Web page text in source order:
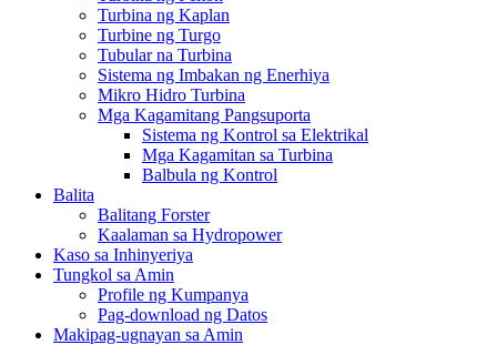
Turbina ng Kaplan
Turbine ng Turgo
Tubular na Turbina
Sistema ng Imbakan ng Enerhiya
Mikro Hidro Turbina
Mga Kagamitang Pangsuporta
Sistema ng Kontrol sa Elektrikal
Mga Kagamitan sa Turbina
Balbula ng Kontrol
Balita
Balitang Forster
Kaalaman sa Hydropower
Kaso sa Inhinyeriya
Tungkol sa Amin
Profile ng Kumpanya
Pag-download ng Datos
Makipag-ugnayan sa Amin